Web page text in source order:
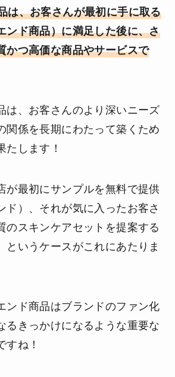
は、お客さんが最初に手に取る
ンド商品）に満足した後に、さ
かつ高価な商品やサービスで
は、お客さんのより深いニーズ
関係を長期にわたって築くため
たします！
が最初にサンプルを無料で提供
ド）、それが気に入ったお客さ
のスキンケアセットを提案する
というケースがこれにあたりま
ンド商品はブランドのファン化
るきっかけになるような重要な
すね！